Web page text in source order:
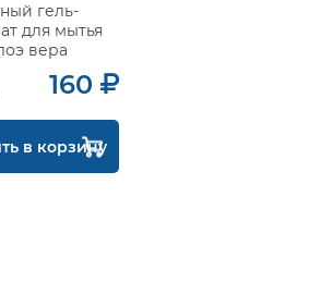
гель-
для мытья
вера
160
в корзину